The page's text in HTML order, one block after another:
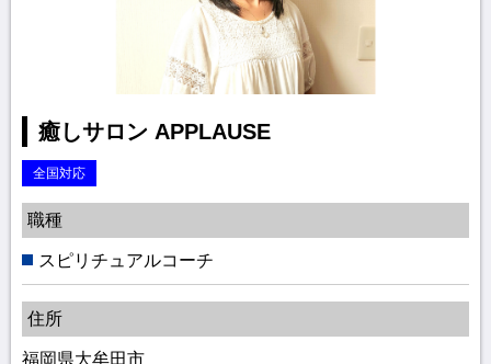
癒しサロン APPLAUSE
全国対応
職種
スピリチュアルコーチ
住所
福岡県大牟田市